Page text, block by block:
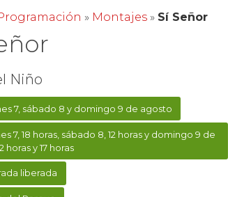
» Montajes » Sí Señor
Niño
7, sábado 8 y domingo 9 de agosto
7, 18 horas, sábado 8, 12 horas y domingo 9 de
horas y 17 horas
liberada